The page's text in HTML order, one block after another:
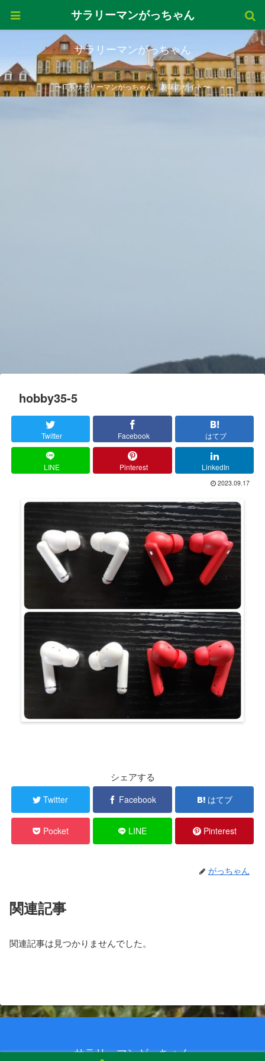
サラリーマンがっちゃん
〜IT系サラリーマンがっちゃん、趣味のサイト〜
hobby35-5
Twitter Facebook はてブ
LINE Pinterest LinkedIn
2023.09.17
シェアする
Twitter Facebook はてブ
Pocket LINE Pinterest
がっちゃん
関連記事
関連記事は見つかりませんでした。
サラリーマンがっちゃん
サラリーマンがっちゃん